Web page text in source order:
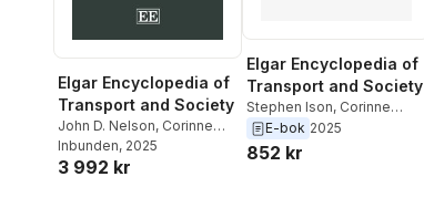
Elgar Encyclopedia of
Transport and Society
John D. Nelson, Corinne
Mulley,Stephen Ison
Inbunden, 2025
3 992 kr
Elgar Encyclopedia of
Transport and Society
Stephen Ison, Corinne
Mulley,John D. Nelson
E-bok 2025
852 kr